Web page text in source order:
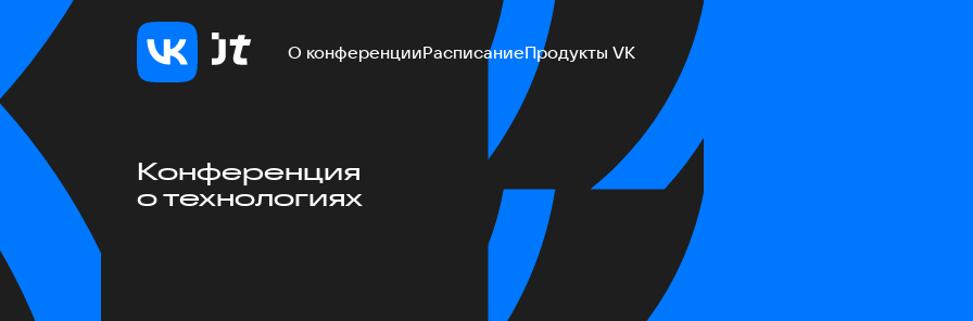
О конференцииРасписаниеПродукты VK
Конференция
о технологиях